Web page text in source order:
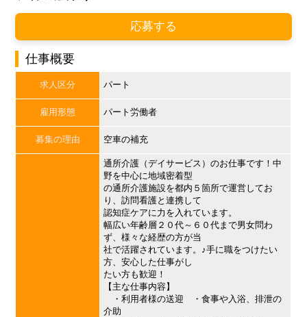
応募する
仕事概要
求人区分 パート
雇用形態 パート労働者
募集の理由 空車の補充
通所介護（デイサービス）のお仕事です！中
野を中心に地域密着型
の通所介護施設を都内５箇所で運営してお
り、訪問看護と連携して
認知症ケアに力を入れています。
幅広い年齢層２０代～６０代まで男女問わ
ず、様々な経歴の方が当
社で活躍されています。♪手に職をつけたい
方、安心した仕事がし
たい方も歓迎！
【主な仕事内容】
・利用者様の送迎 ・食事や入浴、排泄の
介助